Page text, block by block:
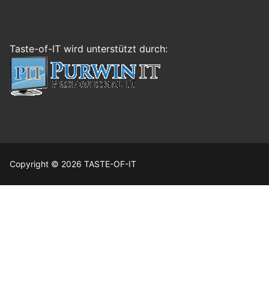
Taste-of-IT wird unterstützt durch:
Copyright © 2026 TASTE-OF-IT